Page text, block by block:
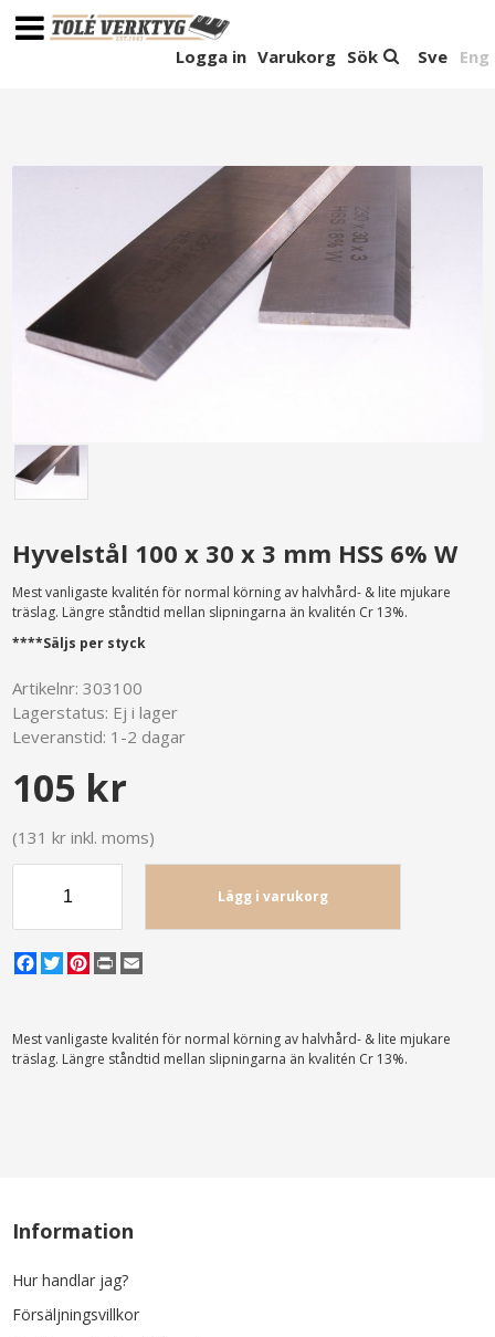
Sve Eng
Sök
Varukorg
Logga in
Hyvelstål 100 x 30 x 3 mm HSS 6% W
Mest vanligaste kvalitén för normal körning av halvhård- & lite mjukare
träslag. Längre ståndtid mellan slipningarna än kvalitén Cr 13%.
****Säljs per styck
Artikelnr:303100
Lagerstatus: Ej i lager
Leveranstid: 1-2 dagar
105 kr
(131 kr inkl. moms)
Lägg i varukorg
Facebook
TwitterPinterest
Print
Mest vanligaste kvalitén för normal körning av halvhård- & lite mjukare
träslag. Längre ståndtid mellan slipningarna än kvalitén Cr 13%.
Information
Hur handlar jag?
Försäljningsvillkor